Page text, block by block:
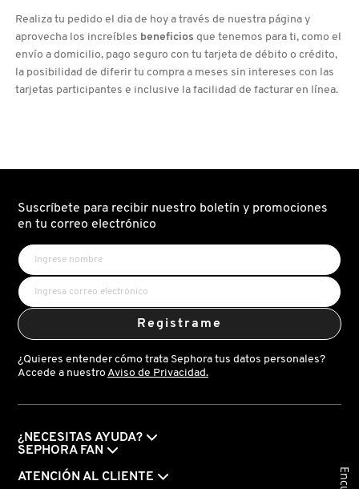
Realiza tu pedido el dia de hoy a través de nuestra página y
aprovecha los increíbles beneficios que tenemos para ti, como el
envío a domicilio, pago seguro con tu tarjeta de débito o crédito,
la posibilidad de diferir tu compra a meses sin intereses con las
tarjetas participantes e inclusive la facilidad de facturar en línea.
Suscríbete para recibir nuestro boletín y promociones
en tu correo electrónico
Registrame
¿Quieres entender cómo trata Sephora tus datos personales?
Accede a nuestro Aviso de Privacidad.
¿NECESITAS AYUDA?
SEPHORA FAN
ATENCIÓN AL CLIENTE